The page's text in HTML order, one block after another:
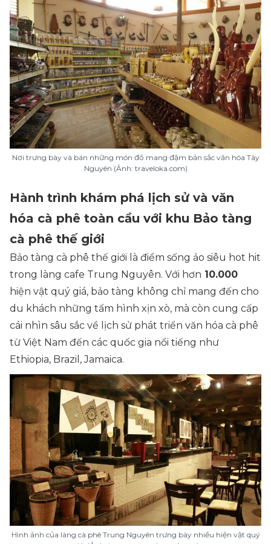
Nơi trưng bày và bán những món đồ mang đậm bản sắc văn hóa Tây
Nguyên (Ảnh: traveloka.com)
Hành trình khám phá lịch sử và văn
hóa cà phê toàn cầu với khu Bảo tàng
cà phê thế giới
Bảo tàng cà phê thế giới là điểm sống ảo siêu hot hit
trong làng cafe Trung Nguyên. Với hơn 10.000
hiện vật quý giá, bảo tàng không chỉ mang đến cho
du khách những tấm hình xịn xò, mà còn cung cấp
cái nhìn sâu sắc về lịch sử phát triển văn hóa cà phê
từ Việt Nam đến các quốc gia nổi tiếng như
Ethiopia, Brazil, Jamaica.
Hình ảnh của làng cà phê Trung Nguyên trưng bày nhiều hiện vật quý